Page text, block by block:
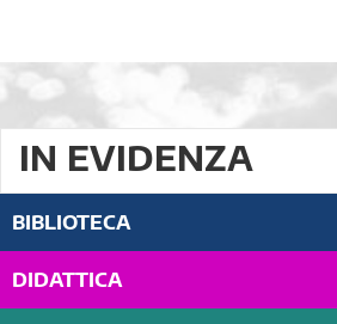
IN EVIDENZA
BIBLIOTECA
DIDATTICA